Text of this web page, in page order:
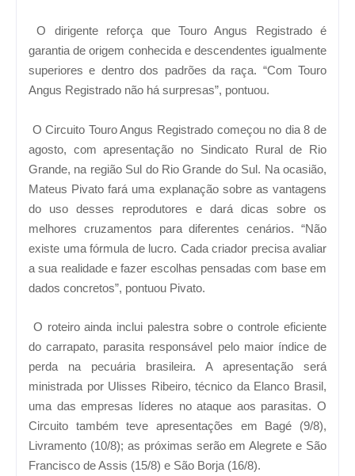
O dirigente reforça que Touro Angus Registrado é
garantia de origem conhecida e descendentes igualmente
superiores e dentro dos padrões da raça. “Com Touro
Angus Registrado não há surpresas”, pontuou.
O Circuito Touro Angus Registrado começou no dia 8 de
agosto, com apresentação no Sindicato Rural de Rio
Grande, na região Sul do Rio Grande do Sul. Na ocasião,
Mateus Pivato fará uma explanação sobre as vantagens
do uso desses reprodutores e dará dicas sobre os
melhores cruzamentos para diferentes cenários. “Não
existe uma fórmula de lucro. Cada criador precisa avaliar
a sua realidade e fazer escolhas pensadas com base em
dados concretos”, pontuou Pivato.
O roteiro ainda inclui palestra sobre o controle eficiente
do carrapato, parasita responsável pelo maior índice de
perda na pecuária brasileira. A apresentação será
ministrada por Ulisses Ribeiro, técnico da Elanco Brasil,
uma das empresas líderes no ataque aos parasitas. O
Circuito também teve apresentações em Bagé (9/8),
Livramento (10/8); as próximas serão em Alegrete e São
Francisco de Assis (15/8) e São Borja (16/8).